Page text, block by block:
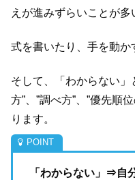
えが進みずらいことが多
式を書いたり、手を動か
そして、「わからない」
方”、”調べ方”、”優先順
ります。
「わからない」⇒自